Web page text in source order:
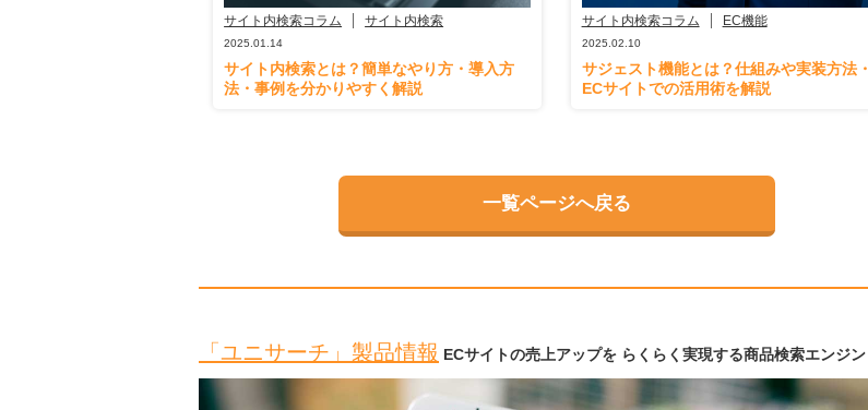
サイト内検索コラム サイト内検索
2025.01.14
サイト内検索とは？簡単なやり方・導入方
法・事例を分かりやすく解説
サイト内検索コラム EC機能
2025.02.10
サジェスト機能とは？仕組みや実装方法・
ECサイトでの活用術を解説
一覧ページへ戻る
「ユニサーチ」製品情報 ECサイトの売上アップを らくらく実現する商品検索エンジン